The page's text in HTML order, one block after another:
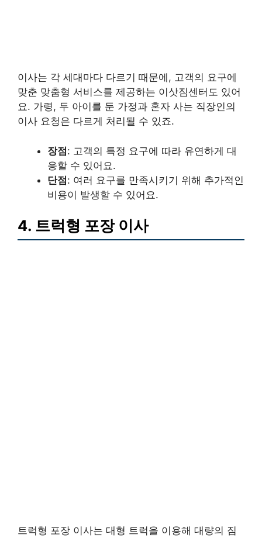
이사는 각 세대마다 다르기 때문에, 고객의 요구에
맞춘 맞춤형 서비스를 제공하는 이삿짐센터도 있어
요. 가령, 두 아이를 둔 가정과 혼자 사는 직장인의
이사 요청은 다르게 처리될 수 있죠.
장점: 고객의 특정 요구에 따라 유연하게 대
응할 수 있어요.
단점: 여러 요구를 만족시키기 위해 추가적인
비용이 발생할 수 있어요.
4. 트럭형 포장 이사
트럭형 포장 이사는 대형 트럭을 이용해 대량의 짐